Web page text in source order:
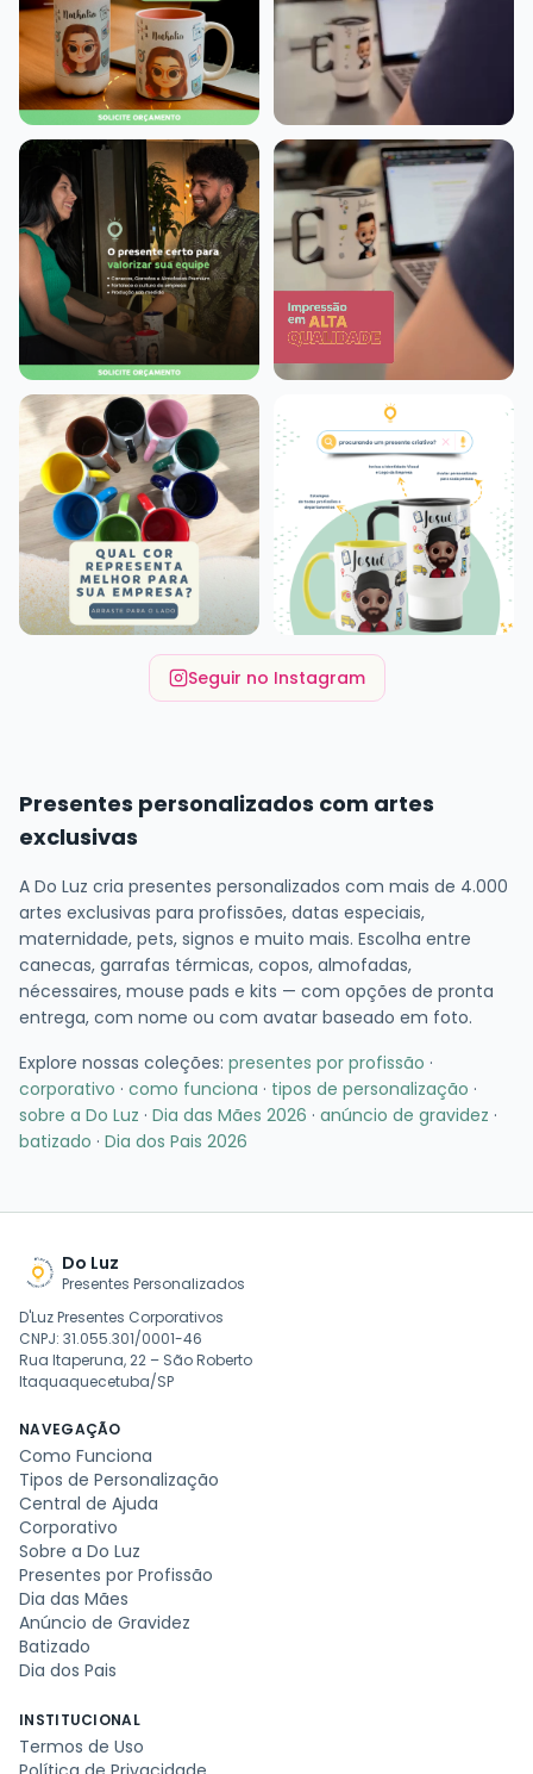
Seguir no Instagram
Presentes personalizados com artes
exclusivas
A Do Luz cria presentes personalizados com mais de 4.000
artes exclusivas para profissões, datas especiais,
maternidade, pets, signos e muito mais. Escolha entre
canecas, garrafas térmicas, copos, almofadas,
nécessaires, mouse pads e kits — com opções de pronta
entrega, com nome ou com avatar baseado em foto.
Explore nossas coleções: presentes por profissão ·
corporativo · como funciona · tipos de personalização ·
sobre a Do Luz · Dia das Mães 2026 · anúncio de gravidez ·
batizado · Dia dos Pais 2026
Do Luz
Presentes Personalizados
D'Luz Presentes Corporativos
CNPJ: 31.055.301/0001-46
Rua Itaperuna, 22 – São Roberto
Itaquaquecetuba/SP
NAVEGAÇÃO
Como Funciona
Tipos de Personalização
Central de Ajuda
Corporativo
Sobre a Do Luz
Presentes por Profissão
Dia das Mães
Anúncio de Gravidez
Batizado
Dia dos Pais
INSTITUCIONAL
Termos de Uso